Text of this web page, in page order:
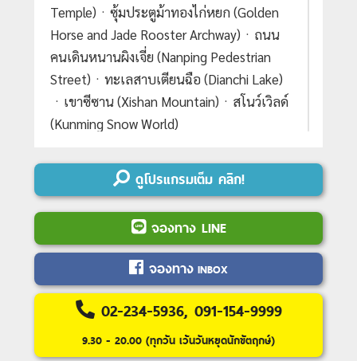
Temple)ㆍซุ้มประตูม้าทองไก่หยก (Golden
Horse and Jade Rooster Archway)ㆍถนน
คนเดินหนานผิงเจี่ย (Nanping Pedestrian
Street)ㆍทะเลสาบเตียนฉือ (Dianchi Lake)
ㆍเขาซีซาน (Xishan Mountain)ㆍสโนว์เวิลด์
(Kunming Snow World)
DAY 1 : สนามบินสุวรรณภูมิ - สนามบินคุนห
มิงฉางสุ่ย
DAY 2 : เมืองตงชวน - ภูเขาหิมะเจียวจื่อ - นั่ง
รถแบตเตอรี่ของทางอุทยาน - นั่งกระเช้าไฟ
ฟ้าเจียวจื่อ - ไร่สตรอว์เบอร์รี
DAY 3 : เมืองคุนหมิง - ร้านหยกจีน - สวนน้ำ
ตกคุนหมิง - ตำหนักทองจินเตี้ยน - ซุ้มประตู
DAY 4 : ทะเลสาบเตียนฉือ - สนามบินคุนหมิง
ดูโปรแกรมเต็ม คลิก!
จองทาง LINE
จองทาง INBOX
02-234-5936, 091-154-9999
9.30 - 20.00 (ทุกวัน เว้นวันหยุดนักขัตฤกษ์)